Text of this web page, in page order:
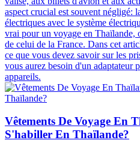
aspect crucial est souvent négligé:
électriques avec le système
vrai pour un voyage en Thaïlande,
de celui de la France. Dans cet
ce que vous devez savoir sur les
vous aurez besoin d'un adaptateur
appareils.
Vêtements De Voyage En
S'habiller En Thaïlande?